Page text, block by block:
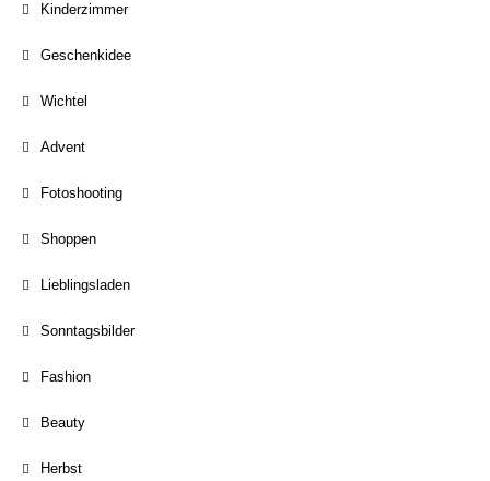
Kinderzimmer
Geschenkidee
Wichtel
Advent
Fotoshooting
Shoppen
Lieblingsladen
Sonntagsbilder
Fashion
Beauty
Herbst